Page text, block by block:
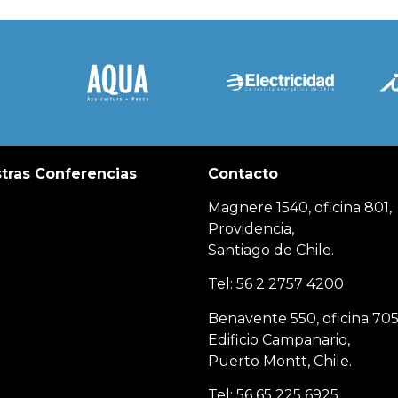
Conferencias Contacto
Magnere 1540, oficina 801,
Providencia,
Santiago de Chile.
Tel: 56 2 2757 4200
Benavente 550, oficina
Edificio Campanario,
Puerto Montt, Chile.